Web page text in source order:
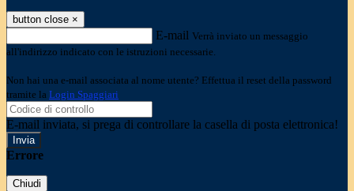
button close ×
E-mail Verrà inviato un messaggio
all'indirizzo indicato con le istruzioni necessarie.
Non hai una e-mail associata al nome utente? Effettua il reset della password
tramite la Login Spaggiari
E-mail inviata, si prega di controllare la casella di posta elettronica!
Errore
Chiudi